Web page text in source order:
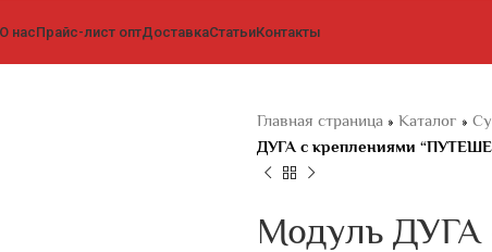
О насПрайс-лист оптДоставкаСтатьиКонтакты
Главная страница » Каталог »
ДУГА с креплениями
Модуль ДУГА